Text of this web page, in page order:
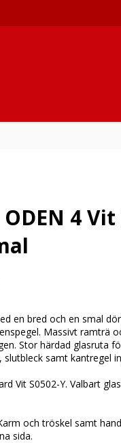
4 Vit
en bred och en smal
Massivt ramträ
Stor härdad glasruta
slutbleck samt kantregel
Vit S0502-Y. Valbart
och tröskel samt
sida.